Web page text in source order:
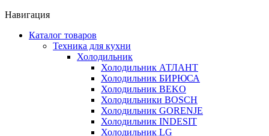
Навигация
Каталог товаров
Техника для кухни
Холодильник
Холодильник АТЛАНТ
Холодильник БИРЮСА
Холодильник BEKO
Холодильники BOSCH
Холодильник GORENJE
Холодильник INDESIT
Холодильник LG